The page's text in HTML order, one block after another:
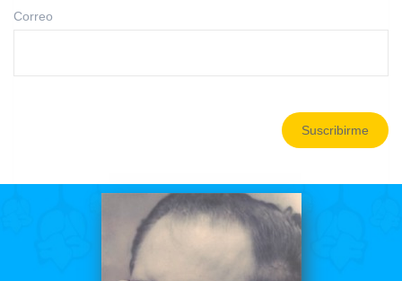
Correo
Suscribirme